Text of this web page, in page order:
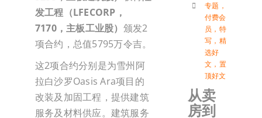
发工程（LFECORP，
7170，主板工业股） 颁发2
项合约，总值5795万令吉。
这2项合约分别是为雪州阿
拉白沙罗Oasis Ara项目的
改装及加固工程，提供建筑
服务及材料供应。建筑服务
专题 ，
付费会
员 ， 特
写 ， 精
选好
文 ， 置
顶好文
从卖
房到